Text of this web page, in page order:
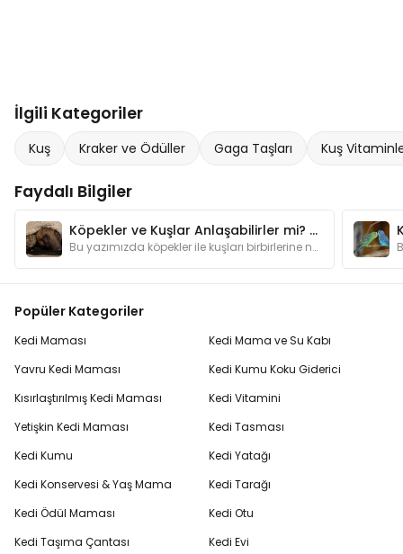
İlgili Kategoriler
Kuş Kraker ve Ödüller Gaga Taşları Kuş
Faydalı Bilgiler
Köpekler ve Kuşlar Anlaşabilirler mi? Köpekler ve Kuşları Tanıştırma Yolları
Bu yazımızda köpekler ile kuşları birbirlerine nasıl alıştırabileceğinize dair ipuçları bulabilirsiniz.
Popüler Kategoriler
Kedi Maması
Yavru Kedi Maması
Kısırlaştırılmış Kedi Maması
Yetişkin Kedi Maması
Kedi Kumu
Kedi Konservesi & Yaş Mama
Kedi Ödül Maması
Kedi Taşıma Çantası
Kedi Mama ve Su Kabı
Kedi Kumu Koku Giderici
Kedi Vitamini
Kedi Tasması
Kedi Yatağı
Kedi Tarağı
Kedi Otu
Kedi Evi